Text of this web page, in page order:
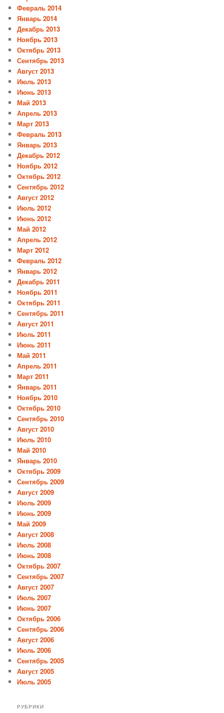
Февраль 2014
Январь 2014
Декабрь 2013
Ноябрь 2013
Октябрь 2013
Сентябрь 2013
Август 2013
Июль 2013
Июнь 2013
Май 2013
Апрель 2013
Март 2013
Февраль 2013
Январь 2013
Декабрь 2012
Ноябрь 2012
Октябрь 2012
Сентябрь 2012
Август 2012
Июль 2012
Июнь 2012
Май 2012
Апрель 2012
Март 2012
Февраль 2012
Январь 2012
Декабрь 2011
Ноябрь 2011
Октябрь 2011
Сентябрь 2011
Август 2011
Июль 2011
Июнь 2011
Май 2011
Апрель 2011
Март 2011
Январь 2011
Ноябрь 2010
Октябрь 2010
Сентябрь 2010
Август 2010
Июль 2010
Май 2010
Январь 2010
Октябрь 2009
Сентябрь 2009
Август 2009
Июль 2009
Июнь 2009
Май 2009
Август 2008
Июль 2008
Июнь 2008
Октябрь 2007
Сентябрь 2007
Август 2007
Июль 2007
Июнь 2007
Октябрь 2006
Сентябрь 2006
Август 2006
Июль 2006
Сентябрь 2005
Август 2005
Июль 2005
РУБРИКИ